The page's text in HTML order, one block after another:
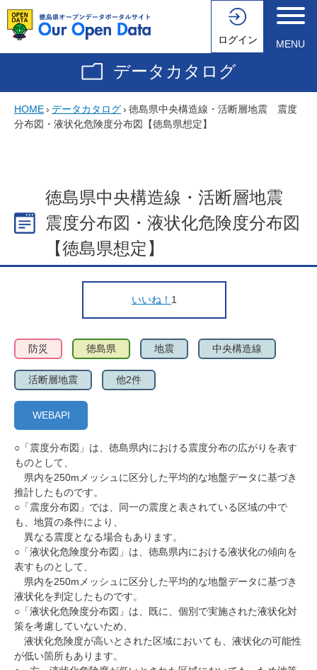
ログイン MENU
データカタログ
HOME› データカタログ› 徳島県中央構造線・活断層地震 震度
分布図・液状化危険度分布図【徳島県想定】
徳島県中央構造線・活断層地震
震度分布図・液状化危険度分布図
【徳島県想定】
いいね！ 1
防災 徳島県 地震 中央構造線
活断層地震 他2件
WEBAPI
○「震度分布図」は、徳島県内における震度分布の広がりを表す
ものとして、
県内を250mメッシュに区分した平均的な地盤データに基づき
推計したものです。
○「震度分布図」では、同一の震度と表されている区域の中で
も、地質の条件により、
異なる震度となる場合もあります。
○「液状化危険度分布図」は、徳島県内における液状化の傾向を
表すものとして、
県内を250mメッシュに区分した平均的な地盤データに基づき
液状化を判定したものです。
○「液状化危険度分布図」は、既に、個別で実施された液状化対
策を考慮していないため、
液状化危険度が高いとされた区域においても、液状化の可能性
が低い箇所もあります。